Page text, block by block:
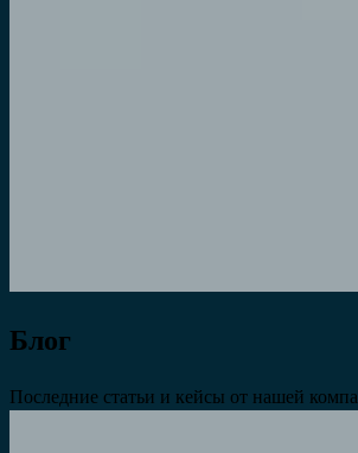
Блог
Последние статьи и кейсы от нашей